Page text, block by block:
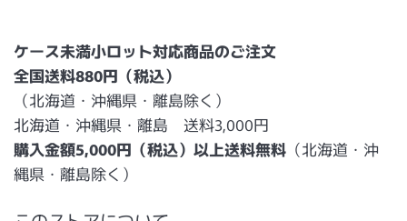
ケース未満小ロット対応商品のご注文
全国送料880円（税込）
（北海道・沖縄県・離島除く）
北海道・沖縄県・離島 送料3,000円
購入金額5,000円（税込）以上送料無料 （北海道・沖
縄県・離島除く）